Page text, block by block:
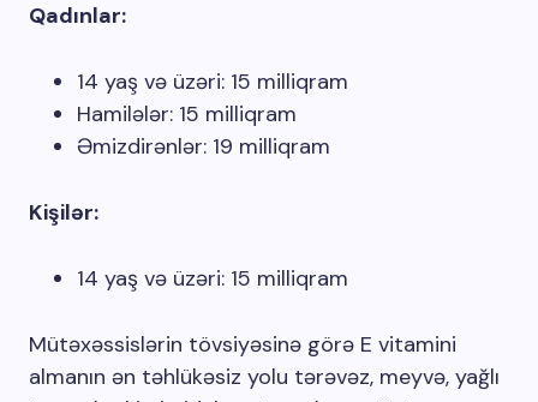
Qadınlar:
14 yaş və üzəri: 15 milliqram
Hamilələr: 15 milliqram
Əmizdirənlər: 19 milliqram
Kişilər:
14 yaş və üzəri: 15 milliqram
Mütəxəssislərin tövsiyəsinə görə E vitamini
almanın ən təhlükəsiz yolu tərəvəz, meyvə, yağlı